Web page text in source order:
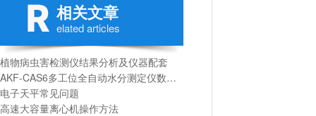
相关文章
elated articles
植物病虫害检测仪结果分析及仪器配套
AKF-CAS6多工位全自动水分测定仪数据分析
电子天平常见问题
高速大容量离心机​操作方法